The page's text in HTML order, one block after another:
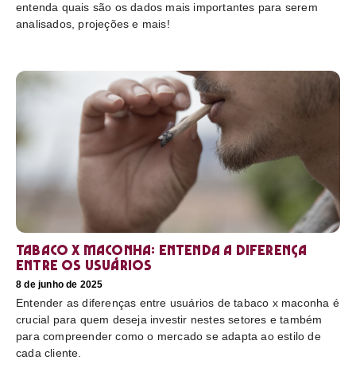
entenda quais são os dados mais importantes para serem
analisados, projeções e mais!
Tabaco x maconha: Entenda a diferença
entre os usuários
8 de junho de 2025
Entender as diferenças entre usuários de tabaco x maconha é
crucial para quem deseja investir nestes setores e também
para compreender como o mercado se adapta ao estilo de
cada cliente.